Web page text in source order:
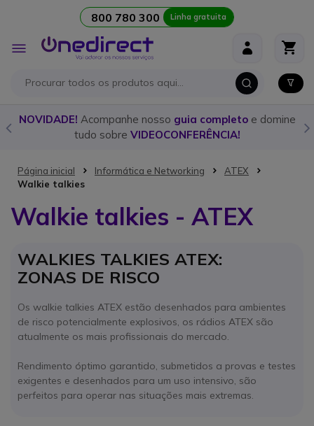
800 780 300 Linha gratuita
Alternar
Nav
NOVIDADE! Acompanhe nosso guia completoe domine
tudo sobre VIDEOCONFERÊNCIA!
Página inicial Informática e Networking
ATEX
Walkie talkies
Walkie talkies - ATEX
WALKIES TALKIES ATEX:
ZONAS DE RISCO
Os walkie talkies ATEX estão desenhados para ambientes
de risco potencialmente explosivos, os rádios ATEX são
atualmente os mais profissionais do mercado.
Rendimento óptimo garantido, submetidos a provas e testes
exigentes e desenhados para um uso intensivo, são
perfeitos para operar nas situações mais extremas.